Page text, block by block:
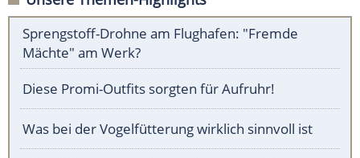
Sprengstoff-Drohne am Flughafen: "Fremde
Mächte" am Werk?
Diese Promi-Outfits sorgten für Aufruhr!
Was bei der Vogelfütterung wirklich sinnvoll ist